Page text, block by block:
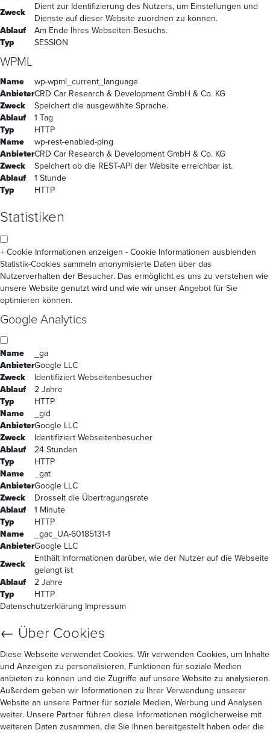
Zweck
Dient zur Identifizierung des Nutzers, um Einstellungen und
Dienste auf dieser Website zuordnen zu können.
Ablauf
Am Ende Ihres Webseiten-Besuchs.
Typ
SESSION
WPML
Name
wp-wpml_current_language
AnbieterCRD Car Research & Development GmbH & Co. KG
Zweck
Speichert die ausgewählte Sprache.
Ablauf
1 Tag
Typ
HTTP
Name
wp-rest-enabled-ping
AnbieterCRD Car Research & Development GmbH & Co. KG
Zweck
Speichert ob die REST-API der Website erreichbar ist.
Ablauf
1 Stunde
Typ
HTTP
Statistiken
+ Cookie Informationen anzeigen - Cookie Informationen ausblenden
Statistik-Cookies sammeln anonymisierte Daten über das
Nutzerverhalten der Besucher. Das ermöglicht es uns zu verstehen wie
unsere Website genutzt wird und wie wir unser Angebot für Sie
optimieren können.
Google Analytics
Name
_ga
AnbieterGoogle LLC
Zweck
Identifiziert Webseitenbesucher
Ablauf
2 Jahre
Typ
HTTP
Name
_gid
AnbieterGoogle LLC
Zweck
Identifiziert Webseitenbesucher
Ablauf
24 Stunden
Typ
HTTP
Name
_gat
AnbieterGoogle LLC
Zweck
Drosselt die Übertragungsrate
Ablauf
1 Minute
Typ
HTTP
Name
_gac_UA-60185131-1
AnbieterGoogle LLC
Zweck
Enthält Informationen darüber, wie der Nutzer auf die Webseite
gelangt ist
Ablauf
2 Jahre
Typ
HTTP
Datenschutzerklärung Impressum
← Über Cookies
Diese Webseite verwendet Cookies. Wir verwenden Cookies, um Inhalte
und Anzeigen zu personalisieren, Funktionen für soziale Medien
anbieten zu können und die Zugriffe auf unsere Website zu analysieren.
Außerdem geben wir Informationen zu Ihrer Verwendung unserer
Website an unsere Partner für soziale Medien, Werbung und Analysen
weiter. Unsere Partner führen diese Informationen möglicherweise mit
weiteren Daten zusammen, die Sie ihnen bereitgestellt haben oder die